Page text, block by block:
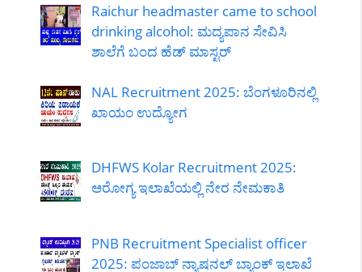
Raichur headmaster came to school
drinking alcohol: ಮದ್ಯಪಾನ ಸೇವಿಸಿ
ಶಾಲೆಗೆ ಬಂದ ಹೆಡ್ ಮಾಸ್ಟರ್
NAL Recruitment 2025: ಬೆಂಗಳೂರಿನಲ್ಲಿ
ಖಾಯಂ ಉದ್ಯೋಗ
DHFWS Kolar Recruitment 2025:
ಆರೋಗ್ಯ ಇಲಾಖೆಯಲ್ಲಿ ನೇರ ನೇಮಕಾತಿ
PNB Recruitment Specialist officer
2025: ಪಂಜಾಬ್ ನ್ಯಾಷನಲ್ ಬ್ಯಾಂಕ್ ಇಲಾಖೆ